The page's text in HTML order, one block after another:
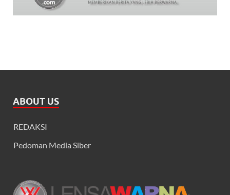
ABOUT US
REDAKSI
Pedoman Media Siber